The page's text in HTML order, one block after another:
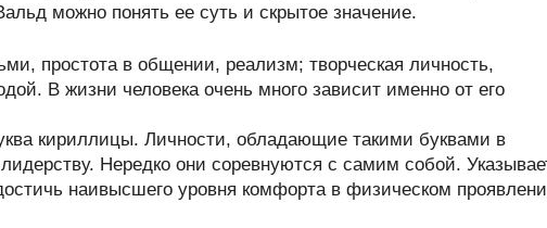
можно понять ее суть и скрытое значение.
простота в общении, реализм; творческая личность,
В жизни человека очень много зависит именно от его
кириллицы. Личности, обладающие такими буквами в
Нередко они соревнуются с самим собой.
наивысшего уровня комфорта в физическом